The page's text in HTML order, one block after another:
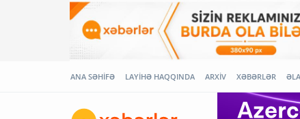
ANA SƏHİFƏ LAYİHƏ HAQQINDA ARXİV XƏBƏRLƏR